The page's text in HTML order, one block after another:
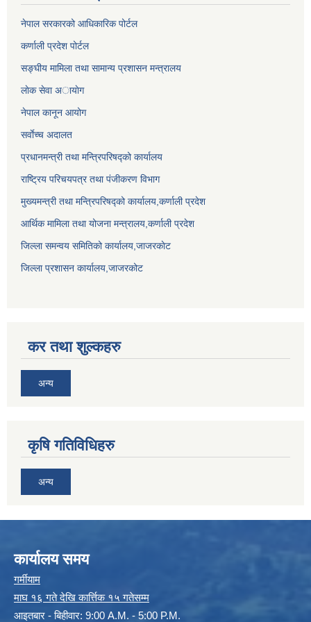
नेपाल सरकारको आधिकारिक पोर्टल
कर्णाली प्रदेश पोर्टल
सङ्घीय मामिला तथा सामान्य प्रशासन मन्त्रालय
लाेक सेवा अायाेग
नेपाल कानून आयोग
सर्वाेच्च अदालत
प्रधानमन्त्री तथा मन्त्रिपरिषद्को कार्यालय
राष्ट्रिय परिचयपत्र तथा पंजीकरण विभाग
मुख्यमन्त्री तथा मन्त्रिपरिषद्को कार्यालय,कर्णाली प्रदेश
आर्थिक मामिला तथा योजना मन्त्रालय,कर्णाली प्रदेश
जिल्ला समन्वय समितिको कार्यालय,जाजरकाेट
जिल्ला प्रशासन कार्यालय,जाजरकोट
कर तथा शुल्कहरु
अन्य
कृषि गतिविधिहरु
अन्य
कार्यालय समय
गर्मीयाम
माघ १६ गते देखि कार्त्तिक १५ गतेसम्म
आइतबार - बिहीवार: 9:00 A.M. - 5:00 P.M.